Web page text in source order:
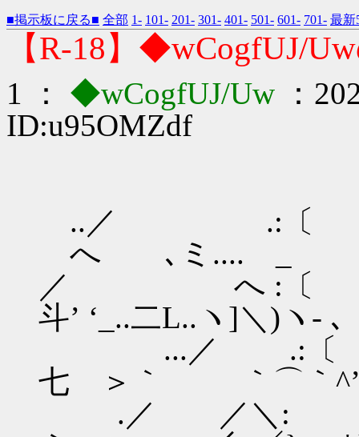
■掲示板に戻る■ 全部 1- 101- 201- 301- 401- 501- 601- 701- 最新
【R-18】◆wCogfUJ/
1 ： ◆wCogfUJ/Uw
：
ID:u95OMZdf
..／
へ ､ミ.... _
／ へ
斗’ ‘_..二L..ヽ]＼)ヽ- ､
...／ .:
七 ＞｀ ｀⌒｀
.／ ／